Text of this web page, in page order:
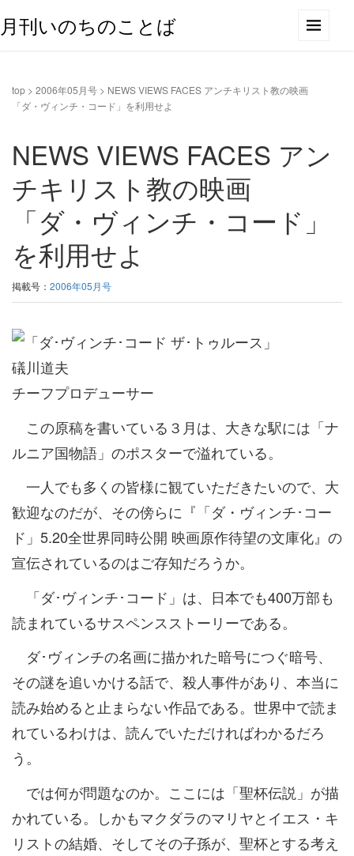
月刊いのちのことば
top > 2006年05月号 > NEWS VIEWS FACES アンチキリスト教の映画
「ダ・ヴィンチ・コード」を利用せよ
NEWS VIEWS FACES アン
チキリスト教の映画
「ダ・ヴィンチ・コード」
を利用せよ
掲載号： 2006年05月号
礒川道夫
チーフプロデューサー
この原稿を書いている３月は、大きな駅には「ナ
ルニア国物語」のポスターで溢れている。
一人でも多くの皆様に観ていただきたいので、大
歓迎なのだが、その傍らに『「ダ・ヴィンチ･コー
ド」5.20全世界同時公開 映画原作待望の文庫化』の
宣伝されているのはご存知だろうか。
「ダ･ヴィンチ･コード」は、日本でも400万部も
読まれているサスペンスストーリーである。
ダ･ヴィンチの名画に描かれた暗号につぐ暗号、
その謎を追いかける話で、殺人事件があり、本当に
読み始めると止まらない作品である。世界中で読ま
れているわけは、読んでいただければわかるだろ
う。
では何が問題なのか。ここには「聖杯伝説」が描
かれている。しかもマクダラのマリヤとイエス・キ
リストの結婚、そしてその子孫が、聖杯とする考え